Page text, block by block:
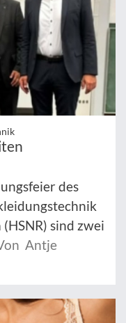
des
sind zwei
Antje